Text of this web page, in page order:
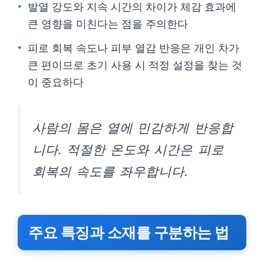
발열 강도와 지속 시간의 차이가 체감 효과에
큰 영향을 미친다는 점을 주의한다
피로 회복 속도나 피부 열감 반응은 개인 차가
큰 편이므로 초기 사용 시 적정 설정을 찾는 것
이 중요하다
사람의 몸은 열에 민감하게 반응합
니다. 적절한 온도와 시간은 피로
회복의 속도를 좌우합니다.
주요 특징과 소재를 구분하는 법